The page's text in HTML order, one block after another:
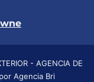
- AGENCIA DE
Agencia Bri